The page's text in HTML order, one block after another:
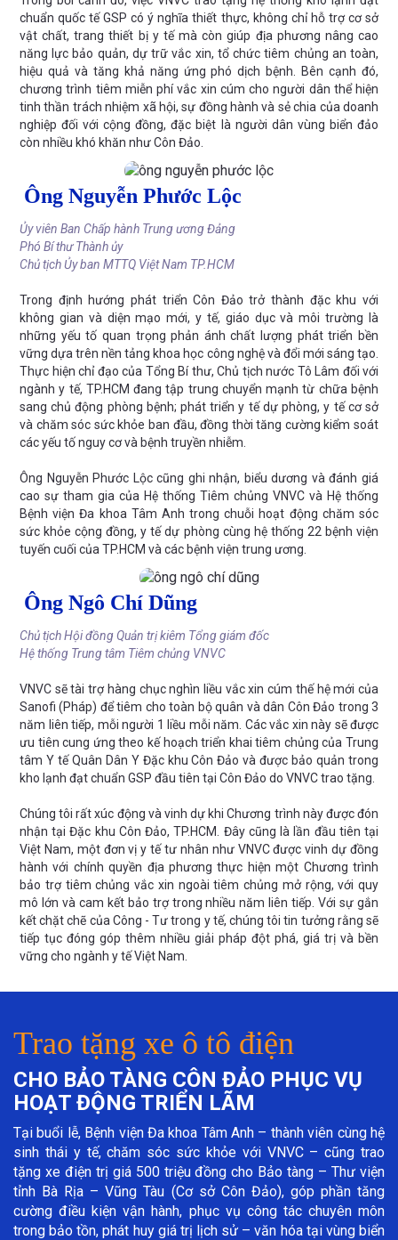
chuẩn quốc tế GSP có ý nghĩa thiết thực, không chỉ hỗ trợ cơ sở
vật chất, trang thiết bị y tế mà còn giúp địa phương nâng cao
năng lực bảo quản, dự trữ vắc xin, tổ chức tiêm chủng an toàn,
hiệu quả và tăng khả năng ứng phó dịch bệnh. Bên cạnh đó,
chương trình tiêm miễn phí vắc xin cúm cho người dân thể hiện
tinh thần trách nhiệm xã hội, sự đồng hành và sẻ chia của doanh
nghiệp đối với cộng đồng, đặc biệt là người dân vùng biển đảo
còn nhiều khó khăn như Côn Đảo.
Ông Nguyễn Phước Lộc
Ủy viên Ban Chấp hành Trung ương Đảng
Phó Bí thư Thành ủy
Chủ tịch Ủy ban MTTQ Việt Nam TP.HCM
Trong định hướng phát triển Côn Đảo trở thành đặc khu với
không gian và diện mạo mới, y tế, giáo dục và môi trường là
những yếu tố quan trọng phản ánh chất lượng phát triển bền
vững dựa trên nền tảng khoa học công nghệ và đổi mới sáng tạo.
Thực hiện chỉ đạo của Tổng Bí thư, Chủ tịch nước Tô Lâm đối với
ngành y tế, TP.HCM đang tập trung chuyển mạnh từ chữa bệnh
sang chủ động phòng bệnh; phát triển y tế dự phòng, y tế cơ sở
và chăm sóc sức khỏe ban đầu, đồng thời tăng cường kiểm soát
các yếu tố nguy cơ và bệnh truyền nhiễm.
Ông Nguyễn Phước Lộc cũng ghi nhận, biểu dương và đánh giá
cao sự tham gia của Hệ thống Tiêm chủng VNVC và Hệ thống
Bệnh viện Đa khoa Tâm Anh trong chuỗi hoạt động chăm sóc
sức khỏe cộng đồng, y tế dự phòng cùng hệ thống 22 bệnh viện
tuyến cuối của TP.HCM và các bệnh viện trung ương.
Ông Ngô Chí Dũng
Chủ tịch Hội đồng Quản trị kiêm Tổng giám đốc
Hệ thống Trung tâm Tiêm chủng VNVC
VNVC sẽ tài trợ hàng chục nghìn liều vắc xin cúm thế hệ mới của
Sanofi (Pháp) để tiêm cho toàn bộ quân và dân Côn Đảo trong 3
năm liên tiếp, mỗi người 1 liều mỗi năm. Các vắc xin này sẽ được
ưu tiên cung ứng theo kế hoạch triển khai tiêm chủng của Trung
tâm Y tế Quân Dân Y Đặc khu Côn Đảo và được bảo quản trong
kho lạnh đạt chuẩn GSP đầu tiên tại Côn Đảo do VNVC trao tặng.
Chúng tôi rất xúc động và vinh dự khi Chương trình này được đón
nhận tại Đặc khu Côn Đảo, TP.HCM. Đây cũng là lần đầu tiên tại
Việt Nam, một đơn vị y tế tư nhân như VNVC được vinh dự đồng
hành với chính quyền địa phương thực hiện một Chương trình
bảo trợ tiêm chủng vắc xin ngoài tiêm chủng mở rộng, với quy
mô lớn và cam kết bảo trợ trong nhiều năm liên tiếp. Với sự gắn
kết chặt chẽ của Công - Tư trong y tế, chúng tôi tin tưởng rằng sẽ
tiếp tục đóng góp thêm nhiều giải pháp đột phá, giá trị và bền
vững cho ngành y tế Việt Nam.
Trao tặng xe ô tô điện
CHO BẢO TÀNG CÔN ĐẢO PHỤC VỤ
HOẠT ĐỘNG TRIỂN LÃM
Tại buổi lễ, Bệnh viện Đa khoa Tâm Anh – thành viên cùng hệ
sinh thái y tế, chăm sóc sức khỏe với VNVC – cũng trao
tặng xe điện trị giá 500 triệu đồng cho Bảo tàng – Thư viện
tỉnh Bà Rịa – Vũng Tàu (Cơ sở Côn Đảo), góp phần tăng
cường điều kiện vận hành, phục vụ công tác chuyên môn
trong bảo tồn, phát huy giá trị lịch sử – văn hóa tại vùng biển